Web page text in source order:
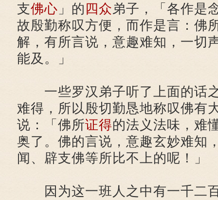
支佛心 」的 四众弟子，「各作是
故殷勤称叹方便，而作是言：佛
解，有所言说，意趣难知，一切
能及。」
一些罗汉弟子听了上面的话
难得，所以殷切勤恳地称叹佛有
说：「佛所证得的法义法味，难
奥了。佛的言说，意趣玄妙难知
闻、辟支佛等所比不上的呢！」
因为这一班人之中有一千二